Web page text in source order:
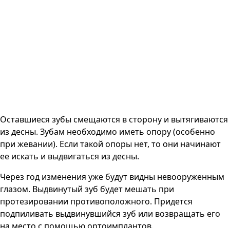
Оставшиеся зубы смещаются в сторону и вытягиваются
из десны. Зубам необходимо иметь опору (особенно
при жевании). Если такой опоры нет, то они начинают
ее искать и выдвигаться из десны.
Через год изменения уже будут видны невооруженным
глазом. Выдвинутый зуб будет мешать при
протезировании противоположного. Придется
подпиливать выдвинувшийся зуб или возвращать его